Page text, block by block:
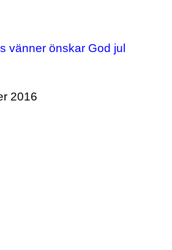
vänner önskar God jul
2016